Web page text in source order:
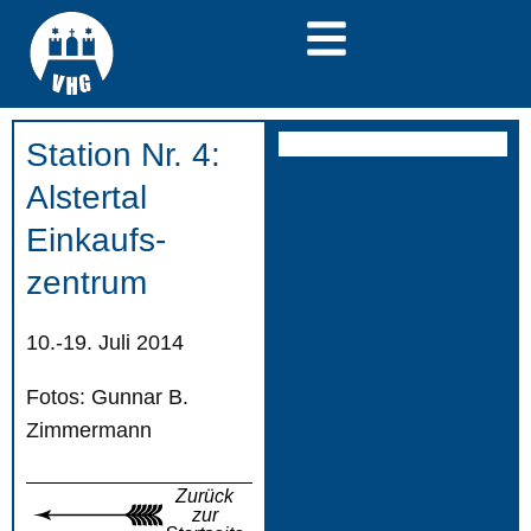
Station Nr. 4:
Alstertal
Einkaufs-
zentrum
10.-19. Juli 2014
Fotos: Gunnar B.
Zimmermann
Zurück
zur